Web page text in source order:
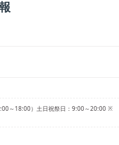
～18:00）土日祝祭日：9:00～20:00 ※